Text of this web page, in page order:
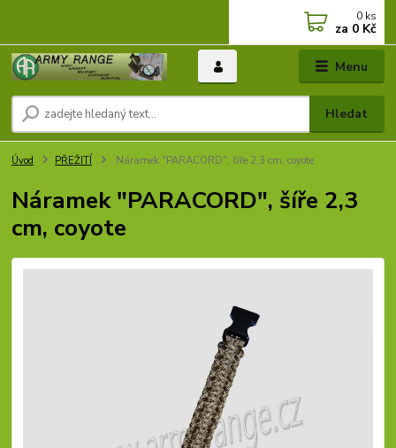
Menu
Hledat
0 ks
za 0 Kč
Úvod PŘEŽITÍ Náramek "PARACORD", šíře 2,3 cm, coyote
Náramek "PARACORD", šíře 2,3
cm, coyote